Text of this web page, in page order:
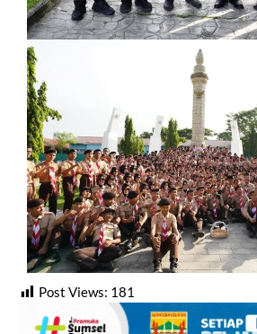
Post Views: 181